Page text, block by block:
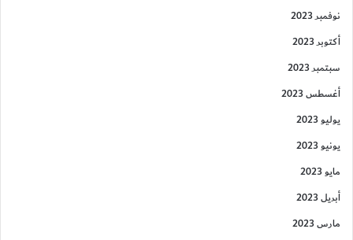
نوفمبر 2023
أكتوبر 2023
سبتمبر 2023
أغسطس 2023
يوليو 2023
يونيو 2023
مايو 2023
أبريل 2023
مارس 2023